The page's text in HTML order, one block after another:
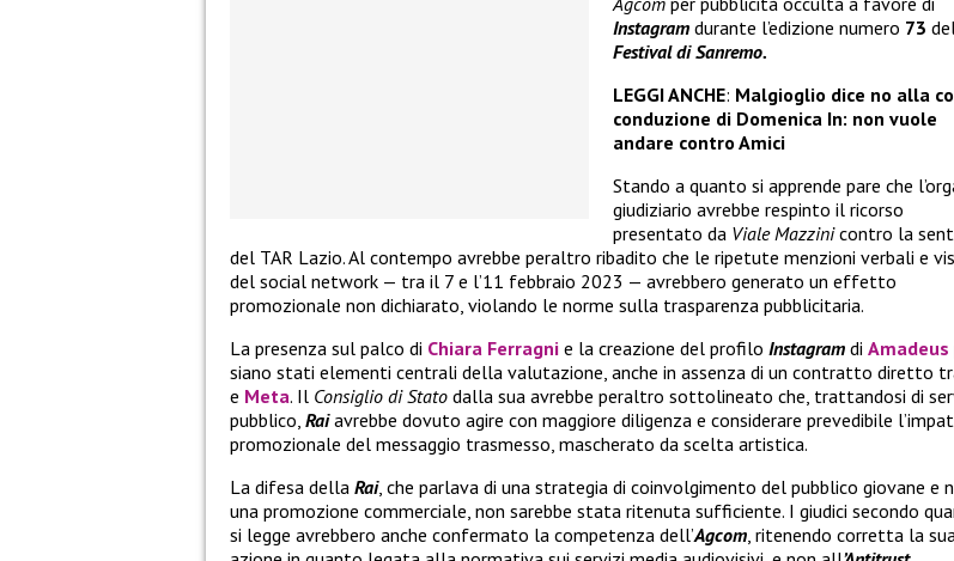
Instagram durante l’edizione numero 73
Festival di Sanremo.
LEGGI ANCHE: Malgioglio dice no alla
conduzione di Domenica In: non vuole
andare contro Amici
Stando a quanto si apprende pare che
giudiziario avrebbe respinto il ricorso
presentato da Viale Mazzinicontro la
del TAR Lazio. Al contempo avrebbe peraltro ribadito che le ripetute menzioni verbali e
del social network — tra il 7 e l’11 febbraio 2023 — avrebbero generato un effetto
promozionale non dichiarato, violando le norme sulla trasparenza pubblicitaria.
La presenza sul palco di Chiara Ferragni e la creazione del profilo Instagram di Amadeus
siano stati elementi centrali della valutazione, anche in assenza di un contratto diretto
e Meta. Il Consiglio di Stato dalla sua avrebbe peraltro sottolineato che, trattandosi di
pubblico, Raiavrebbe dovuto agire con maggiore diligenza e considerare prevedibile
promozionale del messaggio trasmesso, mascherato da scelta artistica.
La difesa della Rai, che parlava di una strategia di coinvolgimento del pubblico giovane e
una promozione commerciale, non sarebbe stata ritenuta sufficiente. I giudici secondo
si legge avrebbero anche confermato la competenza dell’Agcom, ritenendo corretta la